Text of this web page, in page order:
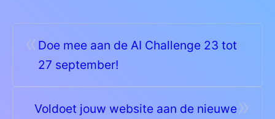
Doe mee aan de AI Challenge 23 tot
27 september!
»
Voldoet jouw website aan de nieuwe